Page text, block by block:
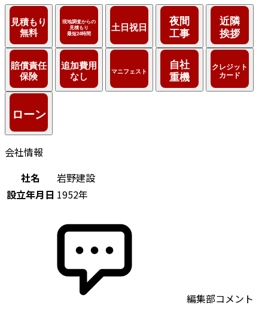
会社情報
社名
岩野建設
設立年月日 1952年
編集部コメント